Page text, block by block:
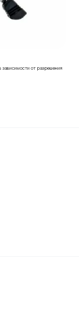
зависимости от разрешения